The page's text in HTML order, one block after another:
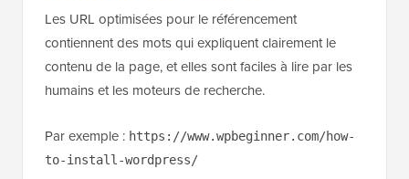
Les URL optimisées pour le référencement
contiennent des mots qui expliquent clairement le
contenu de la page, et elles sont faciles à lire par les
humains et les moteurs de recherche.
Par exemple : https://www.wpbeginner.com/how-
to-install-wordpress/